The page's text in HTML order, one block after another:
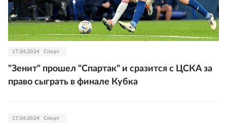
17.04.2024 Спорт
"Зенит" прошел "Спартак" и сразится с ЦСКА за
право сыграть в финале Кубка
17.04.2024 Спорт